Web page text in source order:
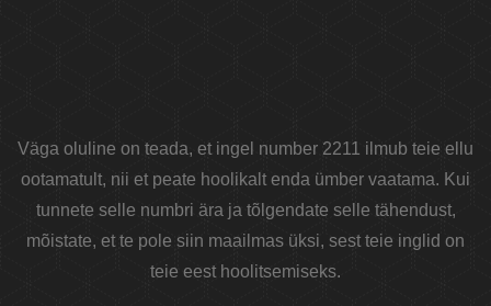
Väga oluline on teada, et ingel number 2211 ilmub teie ellu
ootamatult, nii et peate hoolikalt enda ümber vaatama. Kui
tunnete selle numbri ära ja tõlgendate selle tähendust,
mõistate, et te pole siin maailmas üksi, sest teie inglid on
teie eest hoolitsemiseks.